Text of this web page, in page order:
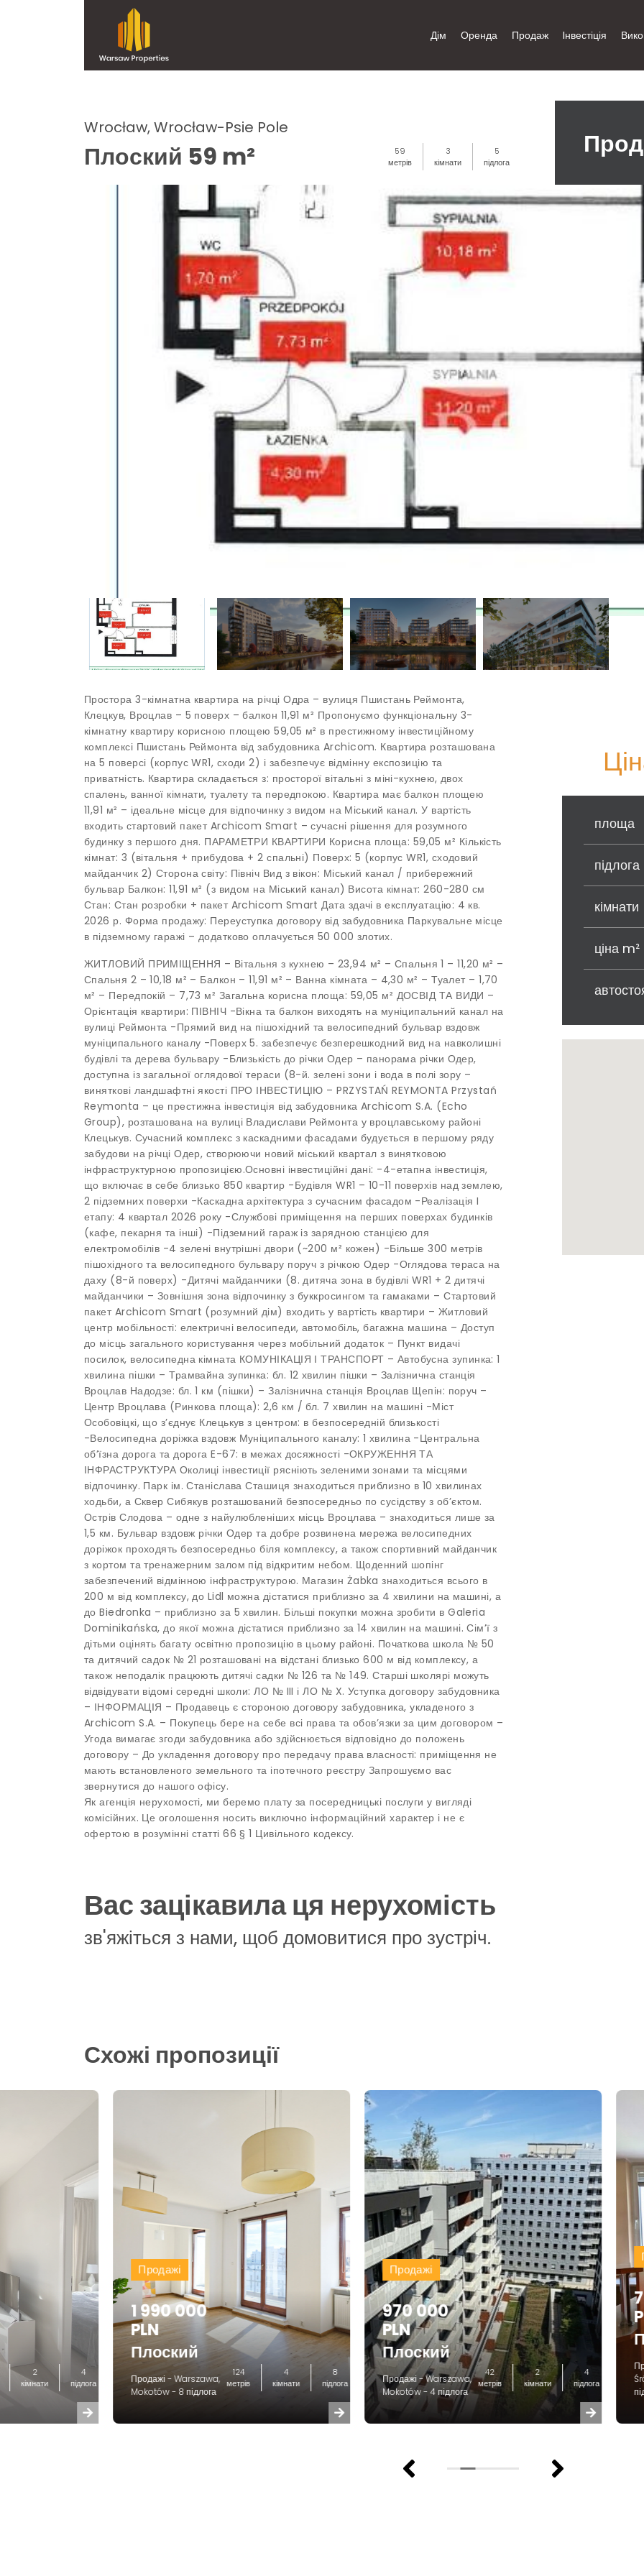
Дім Оренда Продаж Iнвестіція
Wrocław, Wrocław-Psie Pole
Плоский 59 m²
59
метрів
3
кімнати
5
підлога
Простора 3-кімнатна квартира на річці Одра – вулиця Пшистань Реймонта,
Клецкув, Вроцлав – 5 поверх – балкон 11,91 м² Пропонуємо функціональну 3-
кімнатну квартиру корисною площею 59,05 м² в престижному інвестиційному
комплексі Пшистань Реймонта від забудовника Archicom. Квартира розташована
на 5 поверсі (корпус WR1, сходи 2) і забезпечує відмінну експозицію та
приватність. Квартира складається з: просторої вітальні з міні-кухнею, двох
спалень, ванної кімнати, туалету та передпокою. Квартира має балкон площею
11,91 м² – ідеальне місце для відпочинку з видом на Міський канал. У вартість
входить стартовий пакет Archicom Smart – сучасні рішення для розумного
будинку з першого дня. ПАРАМЕТРИ КВАРТИРИ Корисна площа: 59,05 м² Кількість
кімнат: 3 (вітальня + прибудова + 2 спальні) Поверх: 5 (корпус WR1, сходовий
майданчик 2) Сторона світу: Північ Вид з вікон: Міський канал / прибережний
бульвар Балкон: 11,91 м² (з видом на Міський канал) Висота кімнат: 260-280 см
Стан: Стан розробки + пакет Archicom Smart Дата здачі в експлуатацію: 4 кв.
2026 р. Форма продажу: Переуступка договору від забудовника Паркувальне місце
в підземному гаражі – додатково оплачується 50 000 злотих.
ЖИТЛОВИЙ ПРИМІЩЕННЯ – Вітальня з кухнею – 23,94 м² – Спальня 1 – 11,20 м² –
Спальня 2 – 10,18 м² – Балкон – 11,91 м² – Ванна кімната – 4,30 м² – Туалет – 1,70
м² – Передпокій – 7,73 м² Загальна корисна площа: 59,05 м² ДОСВІД ТА ВИДИ –
Орієнтація квартири: ПІВНІЧ -Вікна та балкон виходять на муніципальний канал на
вулиці Реймонта -Прямий вид на пішохідний та велосипедний бульвар вздовж
муніципального каналу -Поверх 5. забезпечує безперешкодний вид на навколишні
будівлі та дерева бульвару -Близькість до річки Одер – панорама річки Одер,
доступна із загальної оглядової тераси (8-й. зелені зони і вода в полі зору –
виняткові ландшафтні якості ПРО ІНВЕСТИЦІЮ – PRZYSTAŃ REYMONTA Przystań
Reymonta – це престижна інвестиція від забудовника Archicom S.A. (Echo
Group), розташована на вулиці Владислави Реймонта у вроцлавському районі
Клецькув. Сучасний комплекс з каскадними фасадами будується в першому ряду
забудови на річці Одер, створюючи новий міський квартал з винятковою
інфраструктурною пропозицією.Основні інвестиційні дані: -4-етапна інвестиція,
що включає в себе близько 850 квартир -Будівля WR1 – 10-11 поверхів над землею,
2 підземних поверхи -Каскадна архітектура з сучасним фасадом -Реалізація I
етапу: 4 квартал 2026 року -Службові приміщення на перших поверхах будинків
(кафе, пекарня та інші) -Підземний гараж із зарядною станцією для
електромобілів -4 зелені внутрішні двори (~200 м² кожен) -Більше 300 метрів
пішохідного та велосипедного бульвару поруч з річкою Одер -Оглядова тераса на
даху (8-й поверх) -Дитячі майданчики (8. дитяча зона в будівлі WR1 + 2 дитячі
майданчики – Зовнішня зона відпочинку з буккросингом та гамаками – Стартовий
пакет Archicom Smart (розумний дім) входить у вартість квартири – Житловий
центр мобільності: електричні велосипеди, автомобіль, багажна машина – Доступ
до місць загального користування через мобільний додаток – Пункт видачі
посилок, велосипедна кімната КОМУНІКАЦІЯ І ТРАНСПОРТ – Автобусна зупинка: 1
хвилина пішки – Трамвайна зупинка: бл. 12 хвилин пішки – Залізнична станція
Вроцлав Надодзе: бл. 1 км (пішки) – Залізнична станція Вроцлав Щепін: поруч –
Центр Вроцлава (Ринкова площа): 2,6 км / бл. 7 хвилин на машині -Міст
Особовіцкі, що з’єднує Клецькув з центром: в безпосередній близькості
-Велосипедна доріжка вздовж Муніципального каналу: 1 хвилина -Центральна
об’їзна дорога та дорога E-67: в межах досяжності -ОКРУЖЕННЯ ТА
ІНФРАСТРУКТУРА Околиці інвестиції рясніють зеленими зонами та місцями
відпочинку. Парк ім. Станіслава Сташиця знаходиться приблизно в 10 хвилинах
ходьби, а Сквер Сибякув розташований безпосередньо по сусідству з об’єктом.
Острів Слодова – одне з найулюбленіших місць Вроцлава – знаходиться лише за
1,5 км. Бульвар вздовж річки Одер та добре розвинена мережа велосипедних
доріжок проходять безпосередньо біля комплексу, а також спортивний майданчик
з кортом та тренажерним залом під відкритим небом. Щоденний шопінг
забезпечений відмінною інфраструктурою. Магазин Żabka знаходиться всього в
200 м від комплексу, до Lidl можна дістатися приблизно за 4 хвилини на машині, а
до Biedronka – приблизно за 5 хвилин. Більші покупки можна зробити в Galeria
Dominikańska, до якої можна дістатися приблизно за 14 хвилин на машині. Сім’ї з
дітьми оцінять багату освітню пропозицію в цьому районі. Початкова школа № 50
та дитячий садок № 21 розташовані на відстані близько 600 м від комплексу, а
також неподалік працюють дитячі садки № 126 та № 149. Старші школярі можуть
відвідувати відомі середні школи: ЛО № III і ЛО № X. Уступка договору забудовника
– ІНФОРМАЦІЯ – Продавець є стороною договору забудовника, укладеного з
Archicom S.A. – Покупець бере на себе всі права та обов’язки за цим договором –
Угода вимагає згоди забудовника або здійснюється відповідно до положень
договору – До укладення договору про передачу права власності: приміщення не
мають встановленого земельного та іпотечного реєстру Запрошуємо вас
звернутися до нашого офісу.
Як агенція нерухомості, ми беремо плату за посередницькі послуги у вигляді
комісійних. Це оголошення носить виключно інформаційний характер і не є
офертою в розумінні статті 66 § 1 Цивільного кодексу.
площа
підлога
кімнати
ціна m²
Вас зацікавила ця нерухомість
зв'яжіться з нами, щоб домовитися про зустріч.
Схожі пропозиції
2
кімнати
4
підлога
Продажі
1 990 000
PLN
Плоский
Продажі - Warszawa,
Mokotów - 8 підлога
124
метрів
4
кімнати
8
підлога
Продажі
970 000
PLN
Плоский
Продажі - Warszawa,
Mokotów - 4 підлога
42
метрів
2
кімнати
4
підлога